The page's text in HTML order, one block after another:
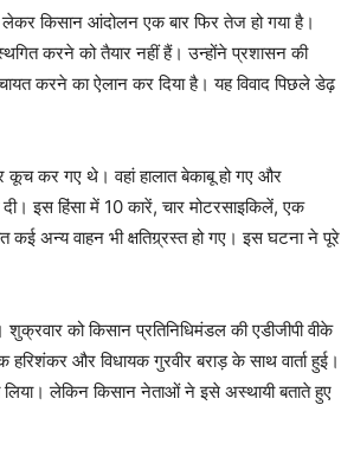
लेकर किसान आंदोलन एक बार फिर तेज हो गया है।
करने को तैयार नहीं हैं। उन्होंने प्रशासन की
करने का ऐलान कर दिया है। यह विवाद पिछले डेढ़
कूच कर गए थे। वहां हालात बेकाबू हो गए और
इस हिंसा में 10 कारें, चार मोटरसाइकिलें, एक
अन्य वाहन भी क्षतिग्र्रस्त हो गए। इस घटना ने पूरे
को किसान प्रतिनिधिमंडल की एडीजीपी वीके
और विधायक गुरवीर बराड़ के साथ वार्ता हुई।
लिया। लेकिन किसान नेताओं ने इसे अस्थायी बताते हुए